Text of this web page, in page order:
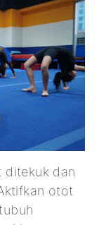
ditekuk dan
otot